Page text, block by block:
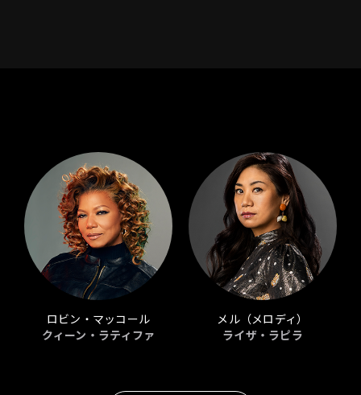
ロビン・マッコール
クィーン・ラティファ
メル（メロディ）
ライザ・ラピラ